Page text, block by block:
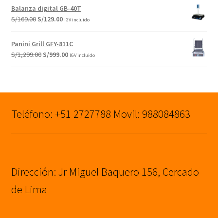
original
era:
actual
Balanza digital GB-40T
S/169.00 El
original
era:
S/129.00El
actual
es:
IGV incluido
Panini Grill GFY-811C
S/1,299.00 El
S/999.00ElIGV incluido
Teléfono: +51 2727788 Movil: 988084863
Dirección: Jr Miguel Baquero 156, Cercado
de Lima